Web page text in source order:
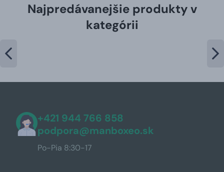
Najpredávanejšie produkty v
kategórii
+421 944 766 858
podpora@manboxeo.sk
Po-Pia 8:30-17